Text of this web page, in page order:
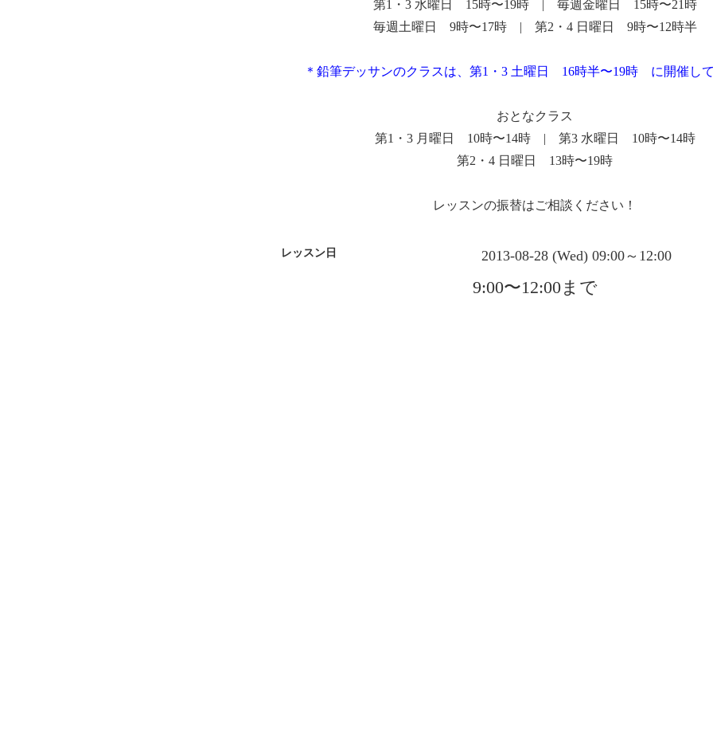
第1・3 水曜日 15時〜19時 | 毎週金曜日 15時〜21時
毎週土曜日 9時〜17時 | 第2・4 日曜日 9時〜12時半
＊鉛筆デッサンのクラスは、第1・3 土曜日 16時半〜19時 に開催し
おとなクラス
第1・3 月曜日 10時〜14時 | 第3 水曜日 10時〜14時
第2・4 日曜日 13時〜19時
レッスンの振替はご相談ください！
レッスン日 2013-08-28 (Wed) 09:00～12:00
9:00〜12:00まで